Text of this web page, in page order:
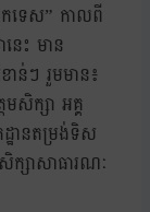
កទេស” កាលពី
េះ មាន
ន់ៗ រួមមាន៖
សិក្សា អគ្គ
ានតម្រង់ទិស
សិក្សាសាធារណៈ